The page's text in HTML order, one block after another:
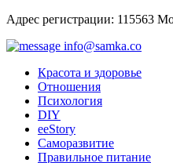
Адрес регистрации: 115563
info@samka.co
Красота и здоровье
Отношения
Психология
DIY
ееStory
Саморазвитие
Правильное питание